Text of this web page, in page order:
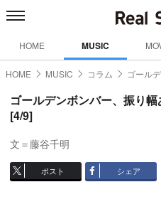
HOME MUSIC
HOME MUSIC コラム ゴール
ゴールデンボンバー、振り
[4/9]
文＝藤谷千明
ポスト シェア